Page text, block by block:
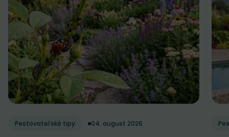
Pestovateľské tipy 04. august 2026